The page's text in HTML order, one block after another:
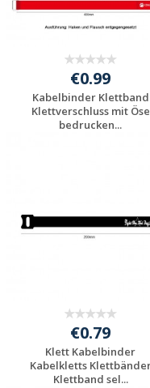
€0.99
Kabelbinder Klettband
Klettverschluss mit Öse
bedrucken...
€0.79
Klett Kabelbinder
Kabelkletts
Klettband sel...